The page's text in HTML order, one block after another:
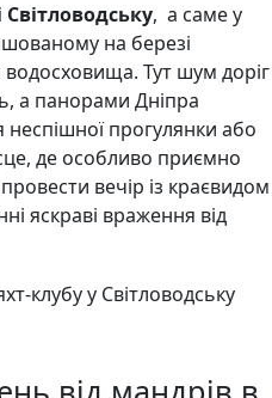
Світловодську, а саме у
на березі
Тут шум доріг
а панорами Дніпра
прогулянки або
де особливо приємно
вечір із краєвидом
яскраві враження від